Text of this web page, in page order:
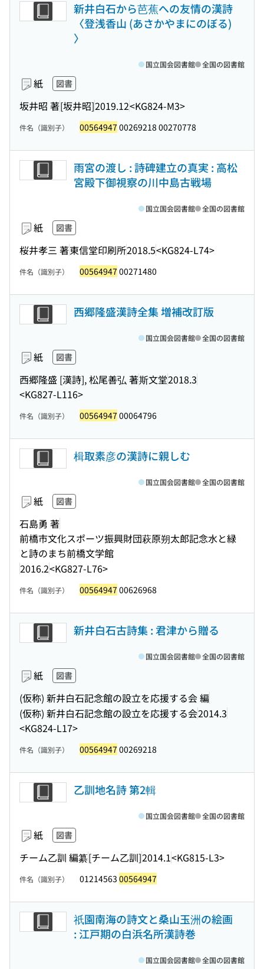
新井白石から芭蕉への友情の漢詩
〈登浅香山 (あさかやまにのぼる)
〉
紙 図書
坂井昭 著[坂井昭]2019.12<KG824-M3>
国立国会図書館 全国の図書館
件名（識別子） 00564947 00269218 00270778
雨宮の渡し : 詩碑建立の真実 : 高松
宮殿下御視察の川中島古戦場
紙 図書
桜井孝三 著東信堂印刷所2018.5<KG824-L74>
国立国会図書館 全国の図書館
件名（識別子） 00564947 00271480
西郷隆盛漢詩全集 増補改訂版
紙 図書
西郷隆盛 [漢詩], 松尾善弘 著斯文堂2018.3
<KG827-L116>
国立国会図書館 全国の図書館
件名（識別子） 00564947 00064796
楫取素彦の漢詩に親しむ
紙 図書
石島勇 著
前橋市文化スポーツ振興財団萩原朔太郎記念水と緑
と詩のまち前橋文学館
2016.2<KG827-L76>
国立国会図書館 全国の図書館
件名（識別子） 00564947 00626968
新井白石古詩集 : 君津から贈る
紙 図書
(仮称) 新井白石記念館の設立を応援する会 編
(仮称) 新井白石記念館の設立を応援する会2014.3
<KG824-L17>
国立国会図書館 全国の図書館
件名（識別子） 00564947 00269218
乙訓地名詩 第2輯
紙 図書
チーム乙訓 編纂[チーム乙訓]2014.1<KG815-L3>
国立国会図書館 全国の図書館
件名（識別子） 01214563 00564947
祇園南海の詩文と桑山玉洲の絵画
: 江戸期の白浜名所漢詩巻
国立国会図書館 全国の図書館